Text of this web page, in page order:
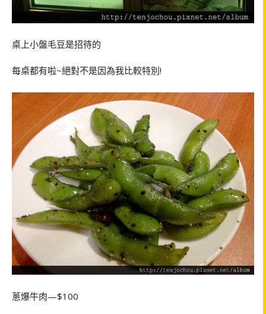
桌上小盤毛豆是招待的
每桌都有啦~絕對不是因為我比較特別!
蔥爆牛肉—$100